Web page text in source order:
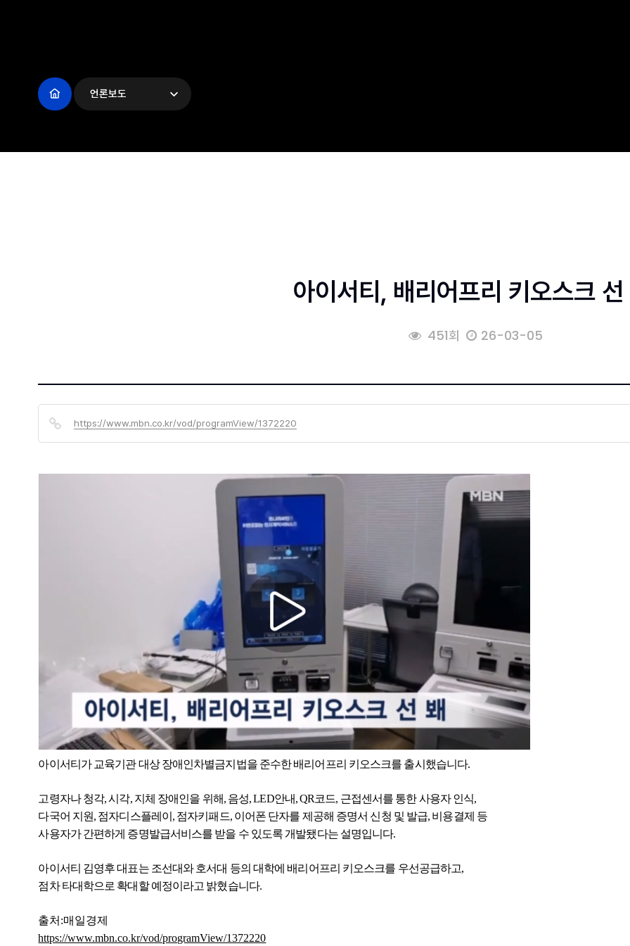
언론보도
아이서티, 배리어프리 키오스크
451회 26-03-05
https://www.mbn.co.kr/vod/programView/1372220
아이서티가 교육기관 대상 장애인차별금지법을 준수한 배리어프리 키오스크를 출시했습니다.
고령자나 청각, 시각, 지체 장애인을 위해, 음성, LED안내, QR코드, 근접센서를 통한 사용자 인식,
다국어 지원, 점자디스플레이, 점자키패드, 이어폰 단자를 제공해 증명서 신청 및 발급, 비용결제 등
사용자가 간편하게 증명발급서비스를 받을 수 있도록 개발됐다는 설명입니다.
아이서티 김영후 대표는 조선대와 호서대 등의 대학에 배리어프리 키오스크를 우선공급하고,
점차 타대학으로 확대할 예정이라고 밝혔습니다.
출처:매일경제
https://www.mbn.co.kr/vod/programView/1372220